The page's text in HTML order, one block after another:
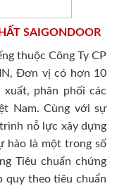
SAIGONDOOR
thuộc Công Ty CP
Đơn vị có hơn 10
xuất, phân phối các
Nam. Cùng với sự
nỗ lực xây dựng
hào là một trong số
Tiêu chuẩn chứng
quy theo tiêu chuẩn